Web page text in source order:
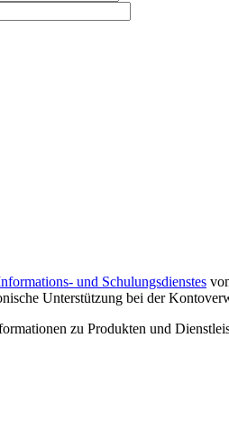
und Schulungsdienstes
Unterstützung bei der
zu Produkten und